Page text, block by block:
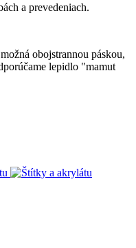
a prevedeniach.
obojstrannou páskou,
lepidlo "mamut